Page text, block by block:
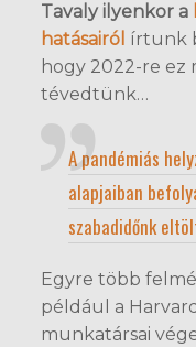
Tavaly ilyenkor a
hatásairól írtunk
hogy 2022-re ez
tévedtünk…
A pandémiás
alapjaiban
szabadidőnk
Egyre több
például a
munkatársai